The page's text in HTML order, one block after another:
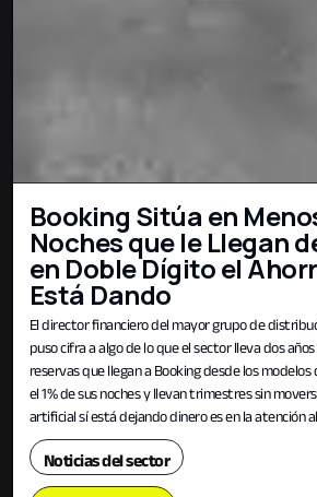
Booking Sitúa en
Noches que le Llegan
en Doble Dígito el
Está Dando
El director financiero del mayor grupo de
puso cifra a algo de lo que el sector lleva dos
reservas que llegan a Booking desde los modelos
el 1% de sus noches y llevan trimestres sin
artificial sí está dejando dinero es en la atención
Noticias del sector